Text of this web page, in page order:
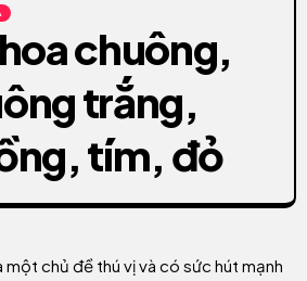
chuông,
trắng,
tím, đỏ
một chủ đề thú vị và có sức hút mạnh